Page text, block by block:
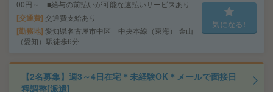
00円～ ■給与の前払いが可能な速払いサービスあり
交通費 交通費支給あり
勤務地 愛知県名古屋市中区 中央本線（東海） 金山
（愛知）駅徒歩6分
気になる!
【2名募集】週3～4日在宅＊未経験OK＊メールで面接日
程調整[派遣]